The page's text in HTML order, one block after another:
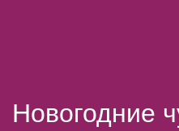
Новогодние